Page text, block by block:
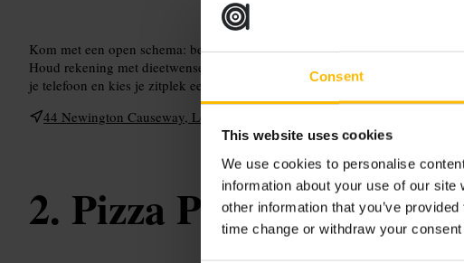
Consent
This website uses cookies
We use cookies to personalise
information about your use of our
other information that you’ve
time change or withdraw your
Kom met een open schema: bestel bij verschillende kraampjes en deel
Houd rekening met dieetwensen en vraag de verkopers naar ingrediënten.
je telefoon en kies je zitplek eerst, vooral met een groep.
44 Newington Causeway, London SE1 6DS, UK
Pizza Pilgrims